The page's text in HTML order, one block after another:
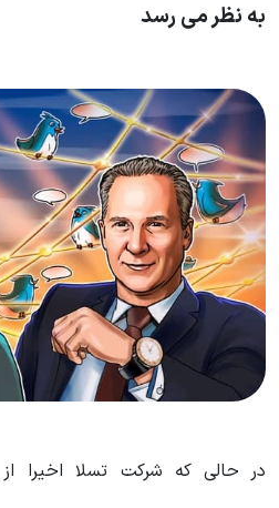
به نظر می رسد
در حالی که شرکت تسلا اخیرا